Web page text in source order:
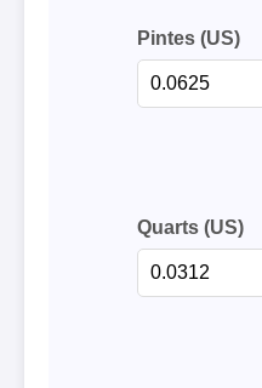
Pintes (US)
Quarts (US)